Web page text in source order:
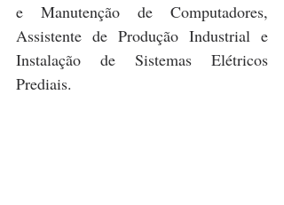
e Manutenção de Computadores,
Assistente de Produção Industrial e
Instalação de Sistemas Elétricos
Prediais.